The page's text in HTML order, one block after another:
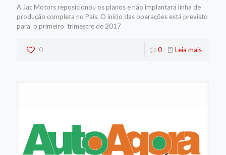
A Jac Motors reposicionou os planos e não implantará linha de
produção completa no País. O inicio das operações está previsto
para o primeiro trimestre de 2017
0 0 Leia mais